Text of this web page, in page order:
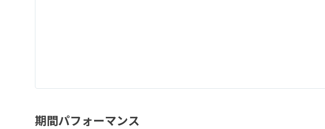
期間パフォーマンス